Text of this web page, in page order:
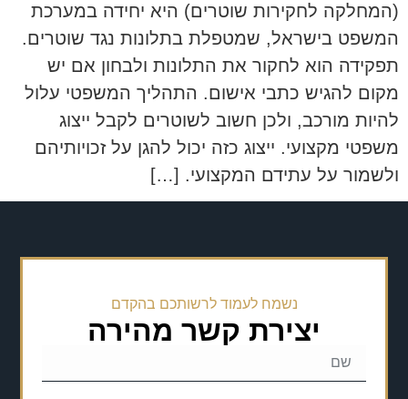
(המחלקה לחקירות שוטרים) היא יחידה במערכת
המשפט בישראל, שמטפלת בתלונות נגד שוטרים.
תפקידה הוא לחקור את התלונות ולבחון אם יש
מקום להגיש כתבי אישום. התהליך המשפטי עלול
להיות מורכב, ולכן חשוב לשוטרים לקבל ייצוג
משפטי מקצועי. ייצוג כזה יכול להגן על זכויותיהם
ולשמור על עתידם המקצועי. […]
נשמח לעמוד לרשותכם בהקדם
יצירת קשר מהירה